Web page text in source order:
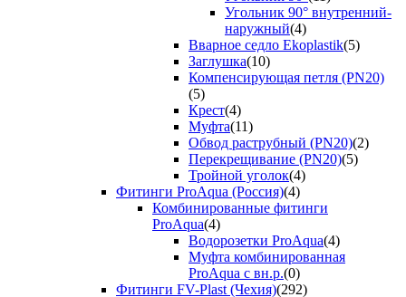
Угольник 90° внутренний-
наружный(4)
Вварное седло Ekoplastik(5)
Заглушка(10)
Компенсирующая петля (PN20)
(5)
Крест(4)
Муфта(11)
Обвод раструбный (PN20)(2)
Перекрещивание (PN20)(5)
Тройной уголок(4)
Фитинги ProAqua (Россия)(4)
Комбинированные фитинги
ProAqua(4)
Водорозетки ProAqua(4)
Муфта комбинированная
ProAqua с вн.р.(0)
Фитинги FV-Plast (Чехия)(292)